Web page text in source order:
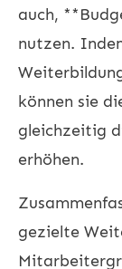
auch,
nutzen.
können sie
gleichzeitig
erhöhen.
gezielte